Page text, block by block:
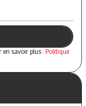
en savoir plus : Politique